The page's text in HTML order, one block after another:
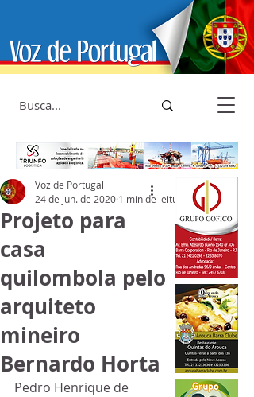
Projeto para
casa
quilombola pelo
arquiteto
mineiro
Bernardo Horta
Voz de Portugal
24 de jun. de 2020 1 min de leitura
Pedro Henrique de